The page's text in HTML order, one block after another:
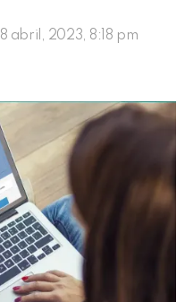
18 abril, 2023, 8:18 pm